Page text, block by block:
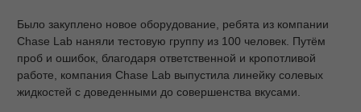
Было закуплено новое оборудование, ребята из компании
Chase Lab наняли тестовую группу из 100 человек. Путём
проб и ошибок, благодаря ответственной и кропотливой
работе, компания Chase Lab выпустила линейку солевых
жидкостей с доведенными до совершенства вкусами.